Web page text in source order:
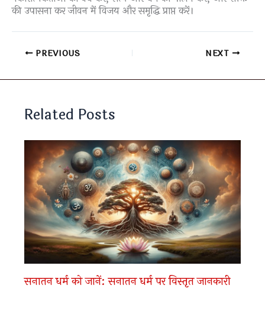
की उपासना कर जीवन में विजय और समृद्धि प्राप्त करें।
PREVIOUS NEXT
Related Posts
सनातन धर्म को जानें: सनातन धर्म पर विस्तृत जानकारी